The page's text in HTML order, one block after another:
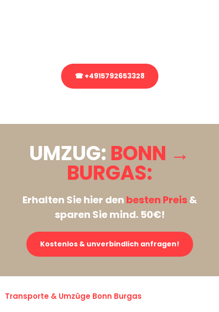
☎ +4915792653328
UMZUG: BONN →
BURGAS:
Erhalten Sie hier den besten Preis&
sparen Sie mind. 50€!
Kostenlos & unverbindlich anfragen!
Transporte & Umzüge Bonn Burgas